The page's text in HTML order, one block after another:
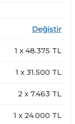
Değiştir
1 x 48.375 TL
1 x 31.500 TL
2 x 7.463 TL
1 x 24.000 TL